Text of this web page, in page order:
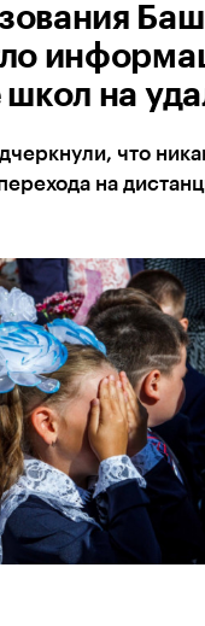
школ на
что
на